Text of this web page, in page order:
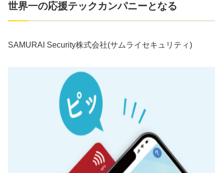
世界一の応援テックカンパニーとなる
SAMURAI Security株式会社(サムライセキュリティ)